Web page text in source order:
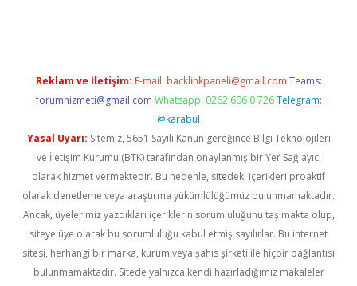
Reklam ve İletişim: E-mail: backlinkpaneli@gmail.com Teams:
forumhizmeti@gmail.com Whatsapp: 0262 606 0 726 Telegram:
@karabul
Yasal Uyarı: Sitemiz, 5651 Sayılı Kanun gereğince Bilgi Teknolojileri
ve İletişim Kurumu (BTK) tarafından onaylanmış bir Yer Sağlayıcı
olarak hizmet vermektedir. Bu nedenle, sitedeki içerikleri proaktif
olarak denetleme veya araştırma yükümlülüğümüz bulunmamaktadır.
Ancak, üyelerimiz yazdıkları içeriklerin sorumluluğunu taşımakta olup,
siteye üye olarak bu sorumluluğu kabul etmiş sayılırlar. Bu internet
sitesi, herhangi bir marka, kurum veya şahıs şirketi ile hiçbir bağlantısı
bulunmamaktadır. Sitede yalnızca kendi hazırladığımız makaleler